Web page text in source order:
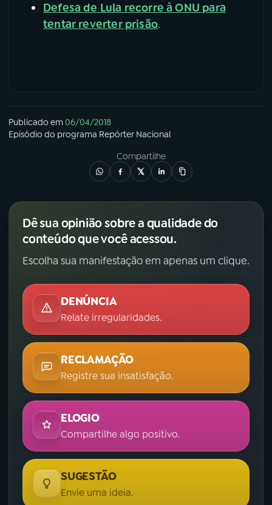
Defesa de Lula recorre à ONU para
tentar reverter prisão.
Publicado em06/04/2018
Episódio do programa Repórter Nacional
Compartilhe
Dê sua opinião sobre a qualidade do
conteúdo que você acessou.
Escolha sua manifestação em apenas um clique.
DENÚNCIA
Relate irregularidades.
RECLAMAÇÃO
Registre sua insatisfação.
ELOGIO
Compartilhe algo positivo.
SUGESTÃO
Envie uma ideia.